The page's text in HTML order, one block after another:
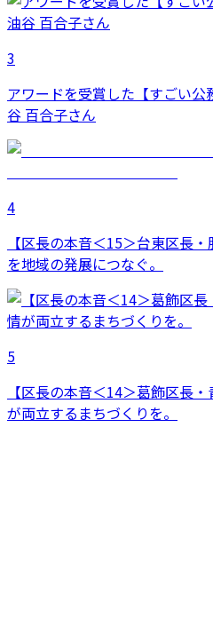
3
アワードを受賞した【すごい
谷 百合子さん
4
【区長の本音＜15＞台東区長
を地域の発展につなぐ。
5
【区長の本音＜14＞葛飾区長
が両立するまちづくりを。